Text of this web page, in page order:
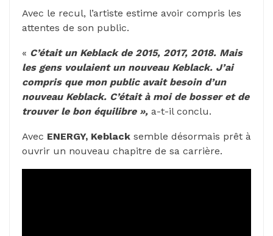
Avec le recul, l’artiste estime avoir compris les
attentes de son public.
« C’était un Keblack de 2015, 2017, 2018. Mais
les gens voulaient un nouveau Keblack. J’ai
compris que mon public avait besoin d’un
nouveau Keblack. C’était à moi de bosser et de
trouver le bon équilibre », a-t-il conclu.
Avec ENERGY, Keblack semble désormais prêt à
ouvrir un nouveau chapitre de sa carrière.